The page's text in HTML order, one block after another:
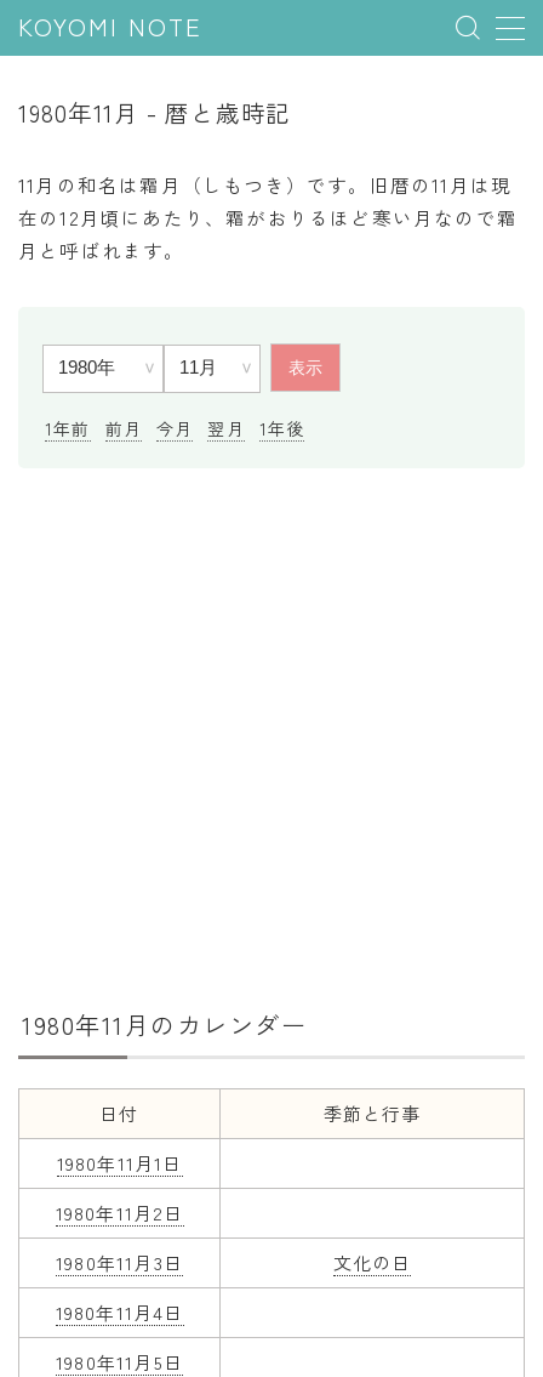
KOYOMI NOTE
五節句
年中行事
七十二候
雑節
二十七宿
年齢と学年
年齢・干支
学年
子供のお祝い
厄年
長寿のお祝い
1980年11月 - 暦と歳時記
11月の和名は霜月（しもつき）です。旧暦の11月は現
在の12月頃にあたり、霜がおりるほど寒い月なので霜
月と呼ばれます。
1年前 前月 今月 翌月 1年後
1980年11月のカレンダー
日付
季節と行事
1980年11月1日
1980年11月2日
1980年11月3日
文化の日
1980年11月4日
1980年11月5日